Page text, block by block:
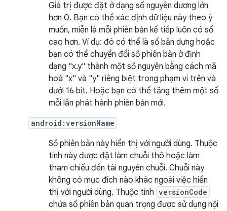
Giá trị được đặt ở dạng số nguyên dương lớn
hơn 0. Bạn có thể xác định dữ liệu này theo ý
muốn, miễn là mỗi phiên bản kế tiếp luôn có số
cao hơn. Ví dụ: đó có thể là số bản dựng hoặc
bạn có thể chuyển đổi số phiên bản ở định
dạng "x.y" thành một số nguyên bằng cách mã
hoá "x" và "y" riêng biệt trong phạm vi trên và
dưới 16 bit. Hoặc bạn có thể tăng thêm một số
mỗi lần phát hành phiên bản mới.
android:versionName
Số phiên bản này hiển thị với người dùng. Thuộc
tính này được đặt làm chuỗi thô hoặc làm
tham chiếu đến tài nguyên chuỗi. Chuỗi này
không có mục đích nào khác ngoài việc hiển
thị với người dùng. Thuộc tính versionCode
chứa số phiên bản quan trọng được sử dụng nội